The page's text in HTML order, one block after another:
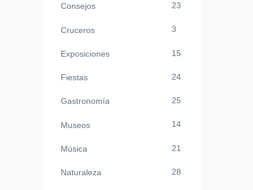
Consejos 23
Cruceros 3
Exposiciones 15
Fiestas 24
Gastronomía 25
Museos 14
Música 21
Naturaleza 28